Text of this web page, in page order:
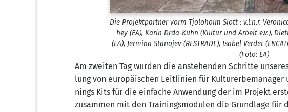
Die Pro­jekt­part­ner vorm Tjo­löholm Slott : v.l.n.r.
hey (EA), Karin Drda-Kühn (Kul­tur und Arbeit e.v.),
(EA), Jer­mi­na Sta­nojev (RESTRADE), Isa­bel Ver­det
(Foto: EA)
Am zwei­ten Tag wur­den die anste­hen­den Schrit­te
lung von euro­päi­schen Leit­li­ni­en für Kul­tur­er­be­ma­na­ger
nings Kits für die ein­fa­che Anwen­dung der im Pro­jekt
zusam­men mit den Trai­nings­mo­du­len die Grund­la­ge